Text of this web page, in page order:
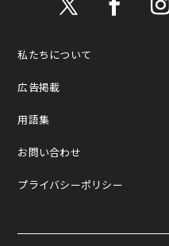
私たちについて
広告掲載
用語集
お問い合わせ
プライバシーポリシー